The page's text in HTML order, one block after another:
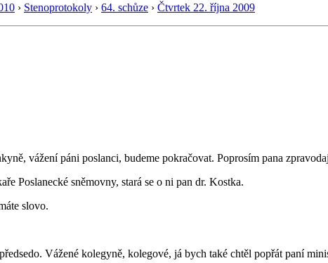
› Stenoprotokoly › 64. schůze › Čtvrtek 22. října 2009
vážení páni poslanci, budeme pokračovat. Poprosím pana
Poslanecké sněmovny, stará se o ni pan dr. Kostka.
slovo.
Vážené kolegyně, kolegové, já bych také chtěl popřát paní